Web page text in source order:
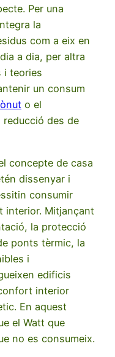
Per una
la
com a eix en
a dia, per altra
i teories
un consum
o el
reducció des de
concepte de casa
dissenyar i
consumir
interior. Mitjançant
la protecció
ponts tèrmic, la
i
edificis
interior
En aquest
el Watt que
no es consumeix.